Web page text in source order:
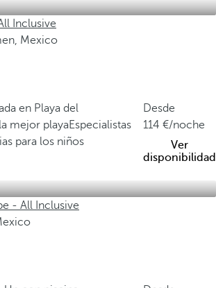
Inclusive
Mexico
en Playa del
mejor playaEspecialistas
para los niños
Desde
114
/noche
Ver
disponibilidad
- All Inclusive